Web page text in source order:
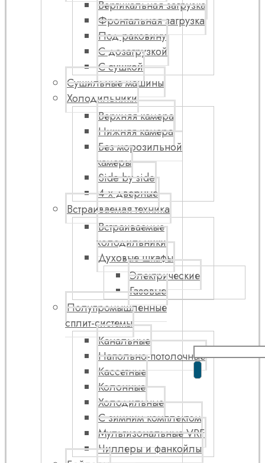
Вертикальная загрузка
Фронтальная загрузка
Под раковину
С дозагрузкой
С сушкой
Сушильные машины
Холодильники
Верхняя камера
Нижняя камера
Без морозильной
камеры
Side by side
4-х дверные
Встраиваемая техника
Встраиваемые
холодильники
Духовые шкафы
Электрические
Газовые
Полупромышленные
сплит-системы
Канальные
Напольно-потолочные
Кассетные
Колонные
Холодильные
С зимним комплектом
Мультизональные VRF
Чиллеры и фанкойлы